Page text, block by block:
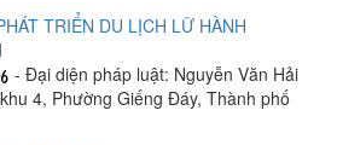
TRIỂN DU LỊCH LỮ HÀNH
- Đại diện pháp luật: Nguyễn Văn Hải
4, Phường Giếng Đáy, Thành phố